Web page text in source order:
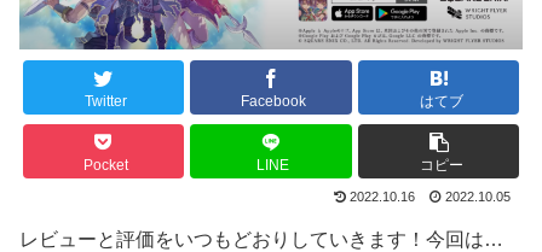
Twitter Facebook はてブ
Pocket LINE コピー
2022.10.16 2022.10.05
レビューと評価をいつもどおりしていきます！今回は…